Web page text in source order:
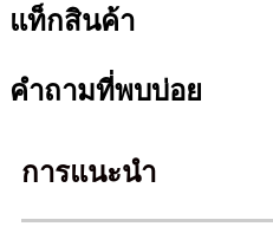
แท็กสินค้า
คำถามที่พบบ่อย
การแนะนำ